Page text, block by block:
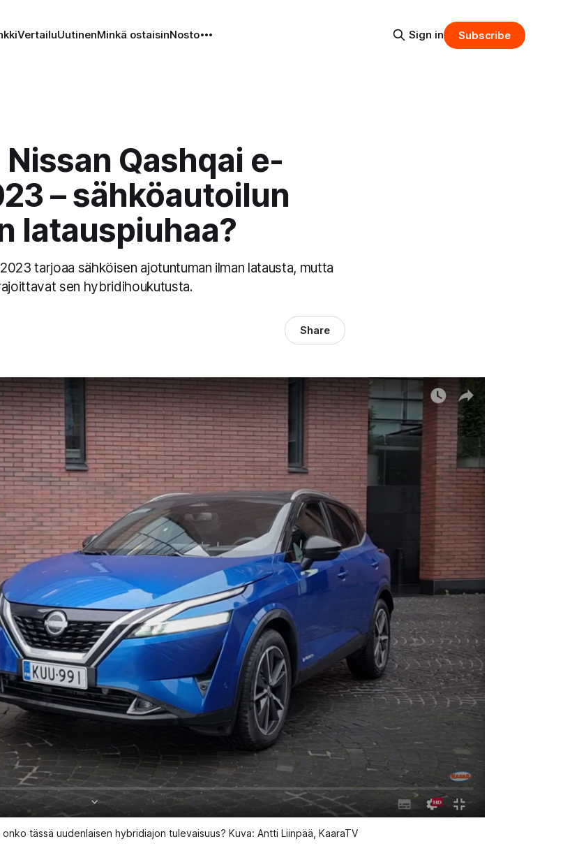
VertailuUutinenMinkä ostaisinNosto Sign in Subscribe
Qashqai e-
– sähköautoilun
latauspiuhaa?
tarjoaa sähköisen ajotuntuman ilman latausta, mutta
sen hybridihoukutusta.
Share
tässä uudenlaisen hybridiajon tulevaisuus? Kuva: Antti Liinpää, KaaraTV